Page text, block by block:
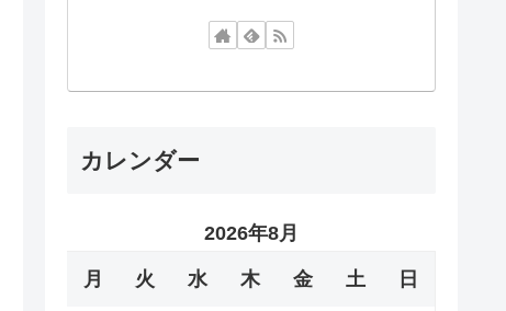
カレンダー
2026年8月
月 火 水 木 金 土 日